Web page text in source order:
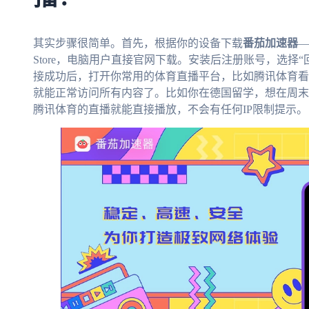
其实步骤很简单。首先，根据你的设备下载番茄加速器
Store，电脑用户直接官网下载。安装后注册账号，选择
接成功后，打开你常用的体育直播平台，比如腾讯体育
就能正常访问所有内容了。比如你在德国留学，想在周
腾讯体育的直播就能直接播放，不会有任何IP限制提示。